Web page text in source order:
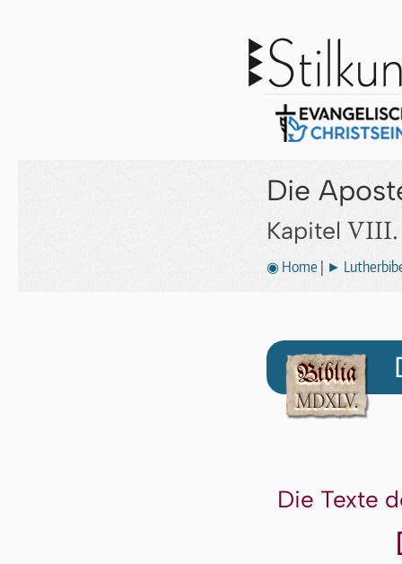
Die
Kapitel VIII.
◉ Home ►
Die Texte